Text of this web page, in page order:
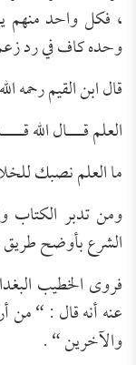
، فكل واحد منهم
وحده كاف في رد
قال ابن القيم رحمه الله
العلم قـــال الله
ما العلم نصبك
ومن تدبر الكتاب
الشرع بأوضح
فروى الخطيب
عنهأنه قال :“من
والآخرين“
.